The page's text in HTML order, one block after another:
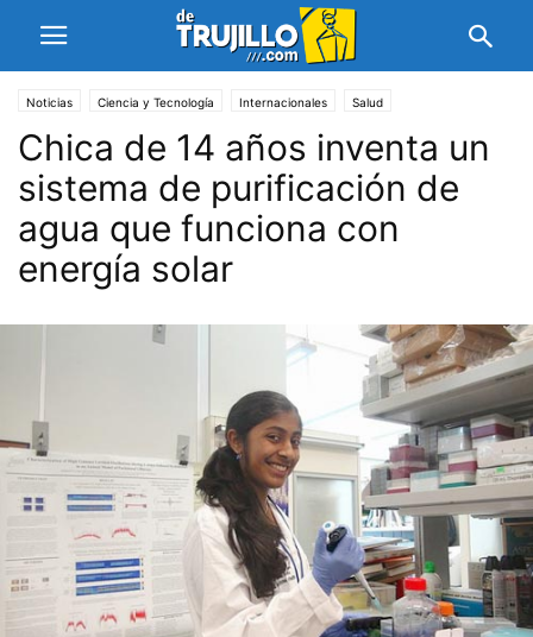
Noticias Ciencia y Tecnología Internacionales Salud
Chica de 14 años inventa un
sistema de purificación de
agua que funciona con
energía solar